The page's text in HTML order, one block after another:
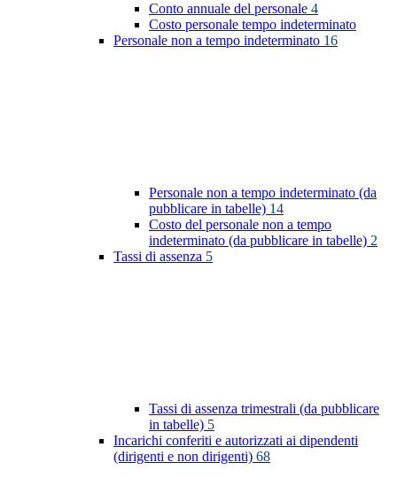
Conto annuale del personale 4
Costo personale tempo indeterminato
Personale non a tempo indeterminato 16
Personale non a tempo indeterminato (da
pubblicare in tabelle) 14
Costo del personale non a tempo
indeterminato (da pubblicare in tabelle) 2
Tassi di assenza 5
Tassi di assenza trimestrali (da pubblicare
in tabelle) 5
Incarichi conferiti e autorizzati ai dipendenti
(dirigenti e non dirigenti) 68